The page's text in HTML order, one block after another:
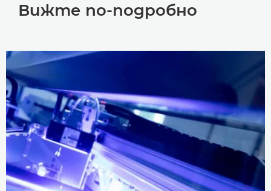
Вижте по-подробно